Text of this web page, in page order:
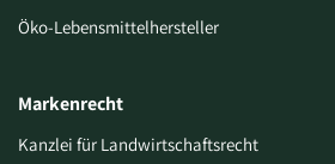
Öko-Lebensmittelhersteller
Markenrecht
Kanzlei für Landwirtschaftsrecht